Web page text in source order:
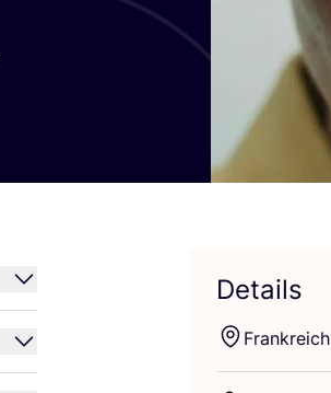
Details
Frank­reich